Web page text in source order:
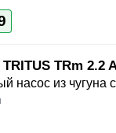
TRm 2.2
насос из чугуна